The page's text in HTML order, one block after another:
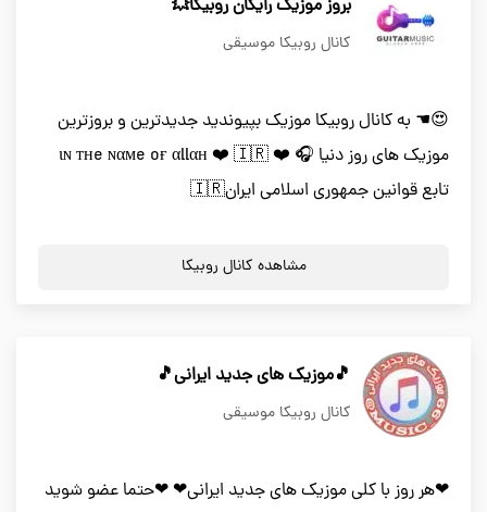
بروز موزیک رایگان روبیکا💥
کانال روبیکا موسیقی
😍☚ به کانال روبیکا موزیک بپیوندید جدیدترین و بروزترین
موزیک های روز دنیا 🎧 ❤️ ιɴ тнe ɴαмe oғ αllαн ❤️ 🇮🇷
تابع قوانین جمهوری اسلامی ایران🇮🇷
مشاهده کانال روبیکا
🎵موزیک های جدید ایرانی🎵
کانال روبیکا موسیقی
❤هر روز با کلی موزیک های جدید ایرانی❤ ❤حتما عضو شوید